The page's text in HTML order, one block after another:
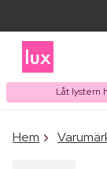
Låt lystern
Hem